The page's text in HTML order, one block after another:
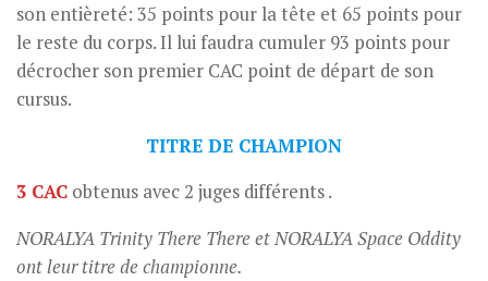
son entièreté: 35 points pour la tête et 65 points pour
le reste du corps. Il lui faudra cumuler 93 points pour
décrocher son premier CAC point de départ de son
cursus.
TITRE DE CHAMPION
3 CAC obtenus avec 2 juges différents .
NORALYA Trinity There There et NORALYA Space Oddity
ont leur titre de championne.